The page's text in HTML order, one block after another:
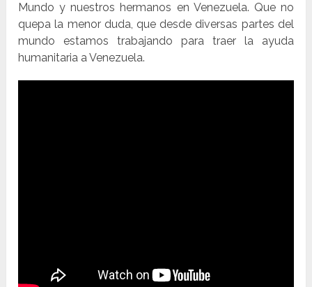
Mundo y nuestros hermanos en Venezuela. Que no
quepa la menor duda, que desde diversas partes del
mundo estamos trabajando para traer la ayuda
humanitaria a Venezuela.